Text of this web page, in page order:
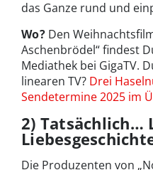
das Ganze rund und
Wo? Den
Aschenbrödel“ findest
Mediathek bei GigaTV.
linearen TV? Drei
Sendetermine 2025 im
2) Tatsächlich…
Die Produzenten von